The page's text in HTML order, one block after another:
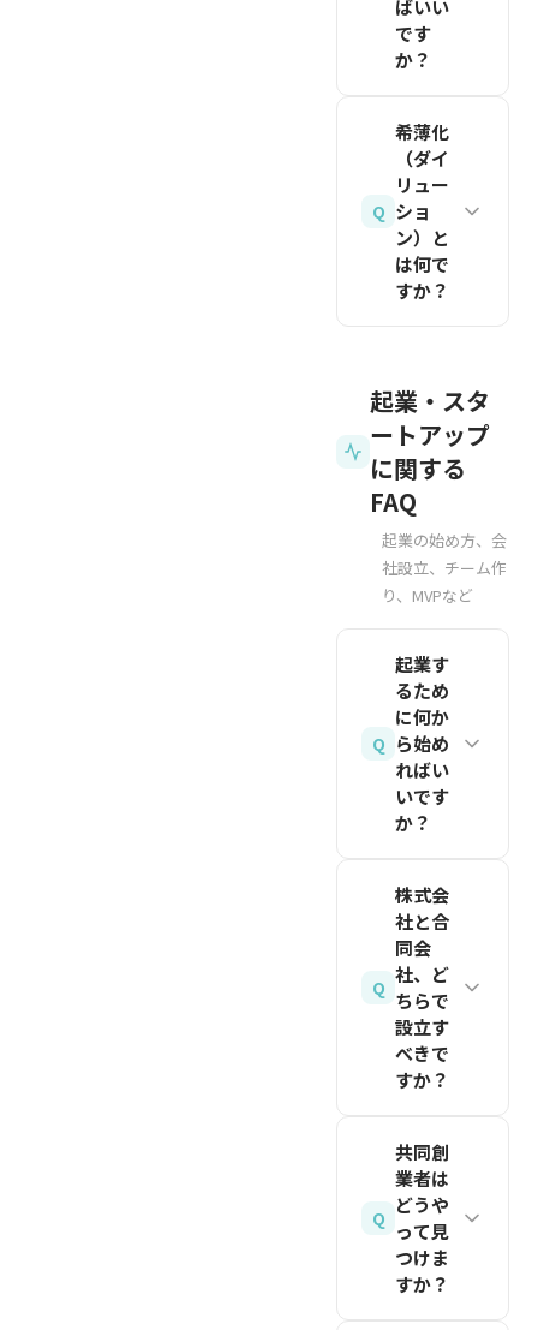
を読む
を保持で
きるよ
放出比率
を計画的
に管理し
ましょ
う。
資する個
人投資家
期段階か
ら投資す
るケース
が多いで
す。VC
ジェルは
数百万〜
数千万円
の投資額
が一般的
です
（2026
点の目
安）。
資条件の
主要な合
投資契約
締結前に
まとめた
文書で
す。秘密
保持や独
部条項を
除き通常
は法的拘
束力を持
ちません
が、その
後の投資
なるた
め、内容
を十分に
理解した
上で合意
す。
関連記事
を読む
の段階で
プロダク
トが未完
は試作段
階にあ
る、最も
早期の資
金調達で
す。シー
一定のユ
ーザー・
トラクシ
ョンがあ
り、本格
的なプロ
ダクト開
グロース
に向けた
資金調達
を指しま
す。調達
額もプレ
数百万〜
1,000万
円台、シ
ードは数
千万円台
と規模が
異なるの
です
（2026
年8月時
点の目
安）。
ばいい
です
か？
際にまず
行うべき
は、可能
な範囲で
理由を聞
くことで
ーム構
成、トラ
クション
不足など
具体的な
指摘は次
の資金調
活かせま
す。1社
の判断が
全VCの
評価と同
じとは限
め、フィ
ードバッ
クを反映
しながら
複数の
VCに継
続してア
しましょ
う。断り
は終わり
ではな
く、事業
Q
希薄化
（ダイ
リュー
ショ
ン）と
は何で
すか？
ューショ
ン）と
は、新株
発行によ
って既存
株主の持
株比率が
ことで
す。資金
調達のた
びに新し
い投資家
へ株式を
ため、創
業者の持
株比率は
各ラウン
ドを経る
ごとに
徐々に下
す。事業
成長には
一定の希
薄化が必
要です
起業・スタ
ートアップ
に関する
FAQ
起業の始め方、会
社設立、チーム作
り、MVPなど
Q
起業す
るため
に何か
ら始め
ればい
いです
か？
決したい
課題を明
確にし、
その課題
を抱えて
いる人に
とから始
めましょ
う。法人
設立やプ
ロダクト
Q
株式会
社と合
同会
社、ど
ちらで
設立す
べきで
すか？
の資金調
達を見据
えるなら
株式会社
が推奨さ
Q
共同創
業者は
どうや
って見
つけま
すか？